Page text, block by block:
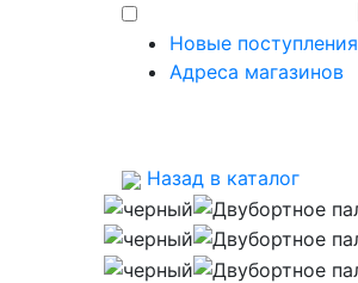
Новые поступления
Адреса магазинов
Назад в каталог